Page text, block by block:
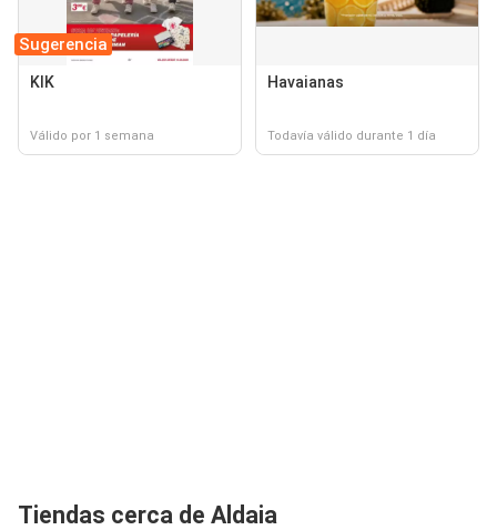
Sugerencia
KIK
Válido por 1 semana
Havaianas
Todavía válido durante 1 día
Tiendas cerca de Aldaia